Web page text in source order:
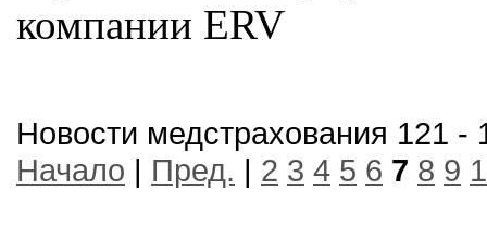
компании ERV
Новости медстрахования 121 -
Начало | Пред. | 2 3 4 5 6 7 8 9